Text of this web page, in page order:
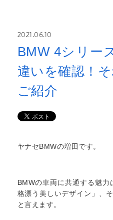
2021.06.10
BMW 4シリー
違いを確認！
ご紹介
ヤナセBMWの増田です。
BMWの車両に共通する魅
格漂う美しいデザイン」、
と言えます。